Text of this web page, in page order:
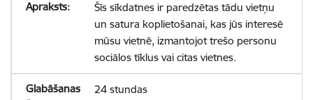
Šīs sīkdatnes ir paredzētas tādu vietņu
un satura koplietošanai, kas jūs interesē
mūsu vietnē, izmantojot trešo personu
sociālos tīklus vai citas vietnes.
24 stundas